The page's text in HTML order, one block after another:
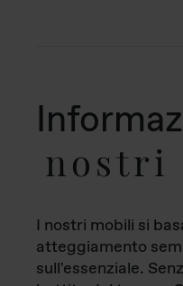
nostri
I nostri mobili si
atteggiamento
sull'essenziale.